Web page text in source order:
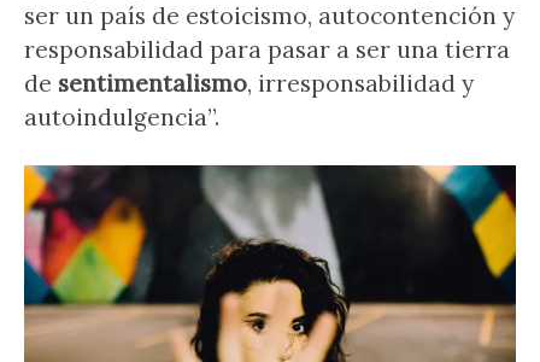
ser un país de estoicismo, autocontención y
responsabilidad para pasar a ser una tierra
de sentimentalismo, irresponsabilidad y
autoindulgencia”.